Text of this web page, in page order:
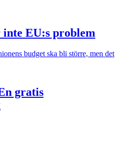
EU:s problem
budget ska bli större, men det
gratis